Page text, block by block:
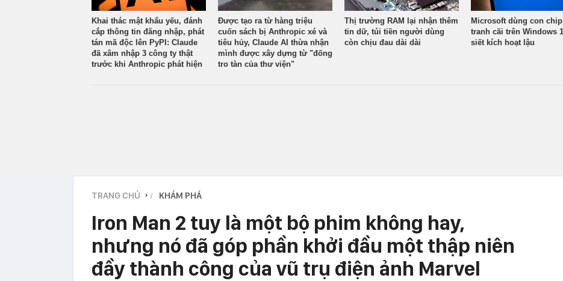
Khai thác mật khẩu yếu, đánh
cắp thông tin đăng nhập, phát
tán mã độc lên PyPI: Claude
đã xâm nhập 3 công ty thật
trước khi Anthropic phát hiện
Được tạo ra từ hàng triệu
cuốn sách bị Anthropic xé và
tiêu hủy, Claude AI thừa nhận
mình được xây dựng từ "đống
tro tàn của thư viện"
Thị trường RAM lại nhận thêm
tin dữ, túi tiền người dùng
còn chịu đau dài dài
Microsoft dùng con
tranh cãi trên Windows
siết kích hoạt lậu
TRANG CHỦ › KHÁM PHÁ
Iron Man 2 tuy là một bộ phim không hay,
nhưng nó đã góp phần khởi đầu một thập niên
đầy thành công của vũ trụ điện ảnh Marvel